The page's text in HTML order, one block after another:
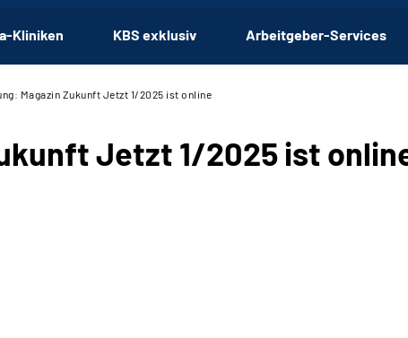
Kliniken KBS exklusiv Arbeitgeber-Services
Magazin Zukunft Jetzt 1/2025 ist online
Jetzt 1/2025 ist